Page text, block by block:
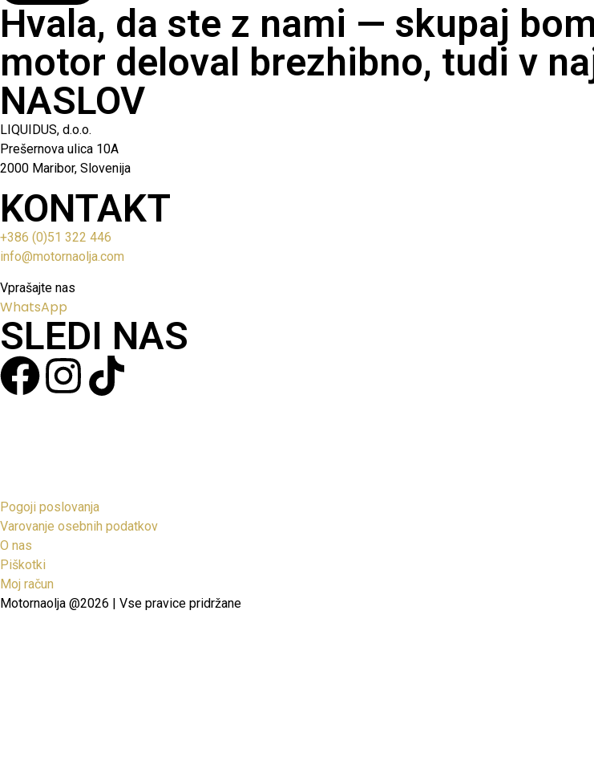
Hvala, da ste z nami — skupaj
motor deloval brezhibno, tudi v
NASLOV
LIQUIDUS, d.o.o.
Prešernova ulica 10A
2000 Maribor, Slovenija
KONTAKT
+386 (0)51 322 446
info@motornaolja.com
Vprašajte nas
WhatsApp
SLEDI NAS
Pogoji poslovanja
Varovanje osebnih podatkov
O nas
Piškotki
Moj račun
Motornaolja @2026 | Vse pravice pridržane